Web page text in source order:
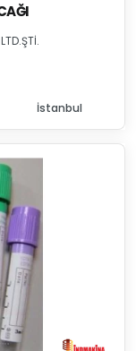
İstanbul